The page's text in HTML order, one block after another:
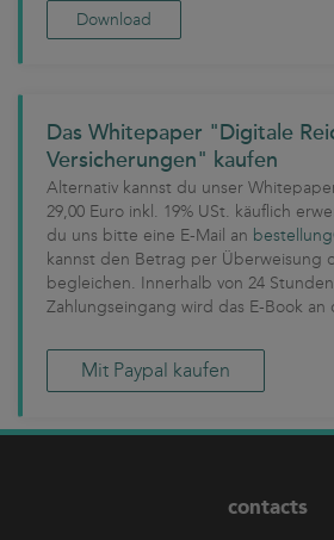
Das Whitepaper "Digitale
Versicherungen" kaufen
Alternativ kannst du unser
29,00 Euro inkl. 19% USt. käuflich
du uns bitte eine E-Mail an
kannst den Betrag per Überweisung
begleichen. Innerhalb von 24
Zahlungseingang wird das E-Book an
Mit Paypal kaufen
contacts